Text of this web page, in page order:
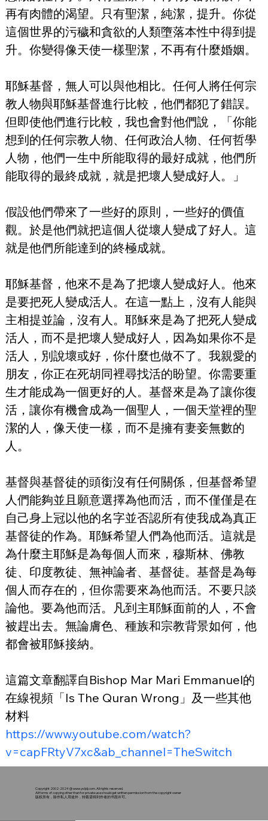
再有肉體的渴望。只有聖潔，純潔，提升。你從
這個世界的污穢和貪欲的人類墮落本性中得到提
升。你變得像天使一樣聖潔，不再有什麼婚姻。
耶穌基督，無人可以與他相比。任何人將任何宗
教人物與耶穌基督進行比較，他們都犯了錯誤。
但即使他們進行比較，我也會對他們說，「你能
想到的任何宗教人物、任何政治人物、任何哲學
人物，他們一生中所能取得的最好成就，他們所
能取得的最終成就，就是把壞人變成好人。」
假設他們帶來了一些好的原則，一些好的價值
觀。於是他們就把這個人從壞人變成了好人。這
就是他們所能達到的終極成就。
耶穌基督，他來不是為了把壞人變成好人。他來
是要把死人變成活人。在這一點上，沒有人能與
主相提並論，沒有人。耶穌來是為了把死人變成
活人，而不是把壞人變成好人，因為如果你不是
活人，別說壞或好，你什麼也做不了。我親愛的
朋友，你正在死胡同裡尋找活的盼望。你需要重
生才能成為一個更好的人。基督來是為了讓你復
活，讓你有機會成為一個聖人，一個天堂裡的聖
潔的人，像天使一樣，而不是擁有妻妾無數的
人。
基督與基督徒的頭銜沒有任何關係，但基督希望
人們能夠並且願意選擇為他而活，而不僅僅是在
自己身上冠以他的名字並否認所有使我成為真正
基督徒的作為。耶穌希望人們為他而活。這就是
為什麼主耶穌是為每個人而來，穆斯林、佛教
徒、印度教徒、無神論者、基督徒。基督是為每
個人而存在的，但你需要來為他而活。不要只談
論他。要為他而活。凡到主耶穌面前的人，不會
被趕出去。無論膚色、種族和宗教背景如何，他
都會被耶穌接納。
這篇文章翻譯自Bishop Mar Mari Emmanuel的
在線視頻「Is The Quran Wrong」及一些其他
材料
https://www.youtube.com/watch?
v=capFRtyV7xc&ab_channel=TheSwitch
Copyright 2002-2024 @www.ysljdj.com. All rights reserved.
All forms of copying other than for private use should get written permission from the copyright owner
版权所有，除作私人用途外，转载需得到作者的书面许可。